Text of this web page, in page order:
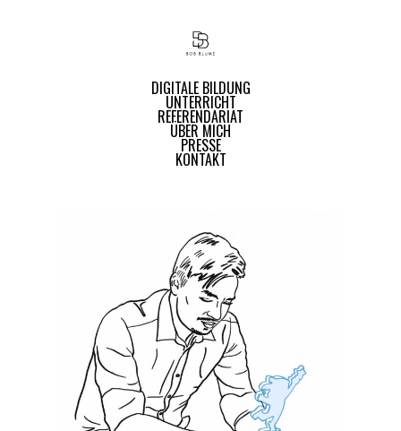
DIGITALE BILDUNG
UNTERRICHT
REFERENDARIAT
ÜBER MICH
PRESSE
KONTAKT